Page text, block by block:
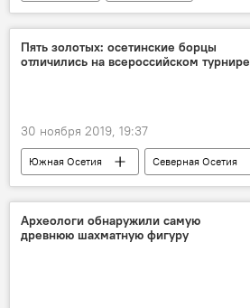
Пять золотых: осетинские борцы
отличились на всероссийском турнире
30 ноября 2019, 19:37
Южная Осетия
Северная Осетия
Новости
Спорт
Археологи обнаружили самую
древнюю шахматную фигуру